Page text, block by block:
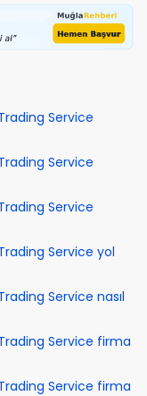
Service
Service
Service
Service yol
Service nasıl
Service firma
Service firma